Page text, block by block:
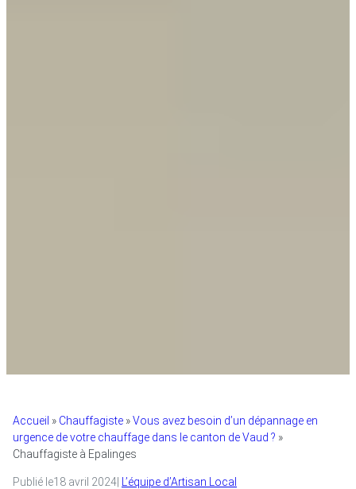
Accueil » Chauffagiste »Vous avez besoin d’un dépannage en
urgence de votre chauffage dans le canton de Vaud ? »
Chauffagiste à Epalinges
Publié le18 avril 2024 L’équipe d’Artisan Local